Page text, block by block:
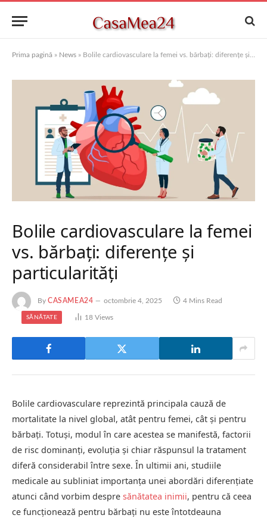
Prima pagină » News » Bolile cardiovasculare la femei vs. bărbați: diferențe și particularități
Bolile cardiovasculare la femei
vs. bărbați: diferențe și
particularități
By CASAMEA24 octombrie 4, 2025 4 Mins Read
SĂNĂTATE 18Views
Bolile cardiovasculare reprezintă principala cauză de
mortalitate la nivel global, atât pentru femei, cât și pentru
bărbați. Totuși, modul în care acestea se manifestă, factorii
de risc dominanți, evoluția și chiar răspunsul la tratament
diferă considerabil între sexe. În ultimii ani, studiile
medicale au subliniat importanța unei abordări diferențiate
atunci când vorbim despre sănătatea inimii, pentru că ceea
ce funcționează pentru bărbați nu este întotdeauna